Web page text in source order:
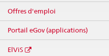
Offres d'emploi
Portail eGov (applications)
ElViS